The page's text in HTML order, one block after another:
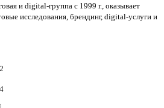
и digital‑группа с 1999 г., оказывает
исследования, брендинг, digital‑услуги и